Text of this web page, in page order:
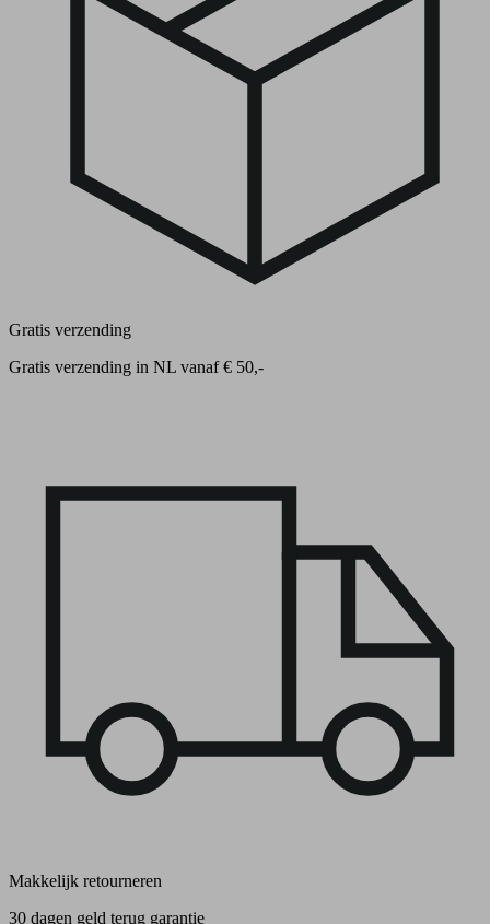
Gratis verzending
Gratis verzending in NL vanaf € 50,-
Makkelijk retourneren
30 dagen geld terug garantie